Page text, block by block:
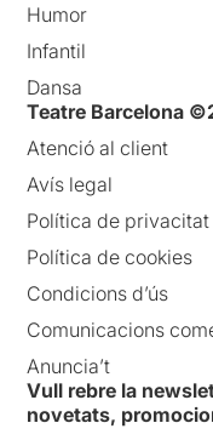
Humor
Infantil
Dansa
Teatre Barcelona
Atenció al client
Avís legal
Política de privacitat
Política de cookies
Condicions d’ús
Comunicacions
Anuncia’t
Vull rebre la
novetats,